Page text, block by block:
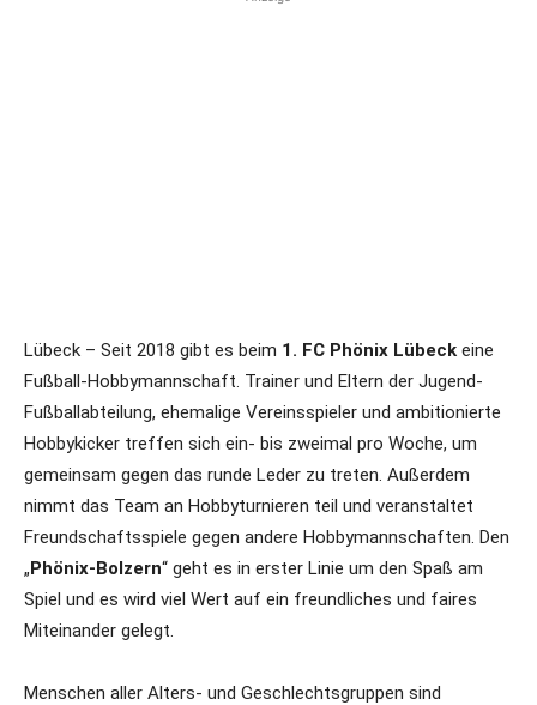
Lübeck – Seit 2018 gibt es beim 1. FC Phönix Lübeck eine
Fußball-Hobbymannschaft. Trainer und Eltern der Jugend-
Fußballabteilung, ehemalige Vereinsspieler und ambitionierte
Hobbykicker treffen sich ein- bis zweimal pro Woche, um
gemeinsam gegen das runde Leder zu treten. Außerdem
nimmt das Team an Hobbyturnieren teil und veranstaltet
Freundschaftsspiele gegen andere Hobbymannschaften. Den
„Phönix-Bolzern“ geht es in erster Linie um den Spaß am
Spiel und es wird viel Wert auf ein freundliches und faires
Miteinander gelegt.
Menschen aller Alters- und Geschlechtsgruppen sind